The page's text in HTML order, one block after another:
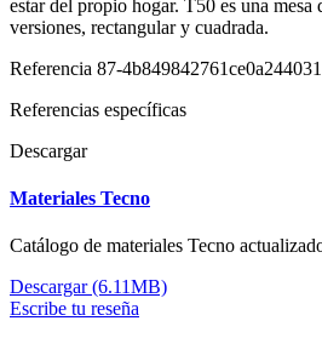
estar del propio hogar. T50 es una
versiones, rectangular y cuadrada.
Referencia 87-
Referencias específicas
Descargar
Materiales Tecno
Catálogo de materiales Tecno
Descargar (6.11MB)
Escribe tu reseña